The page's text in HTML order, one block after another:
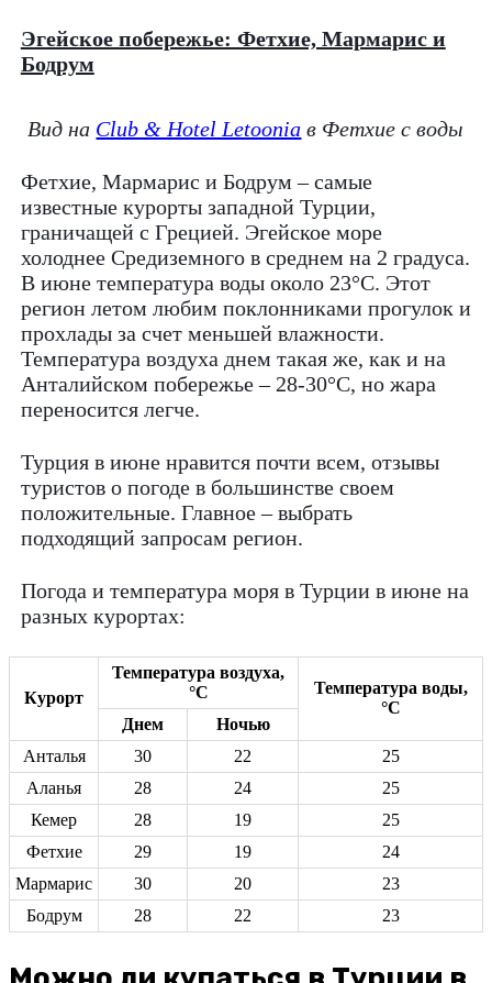
Эгейское побережье: Фетхие, Мармарис и
Бодрум
Вид на Club & Hotel Letoonia в Фетхие с воды
Фетхие, Мармарис и Бодрум – самые
известные курорты западной Турции,
граничащей с Грецией. Эгейское море
холоднее Средиземного в среднем на 2 градуса.
В июне температура воды около 23°С. Этот
регион летом любим поклонниками прогулок и
прохлады за счет меньшей влажности.
Температура воздуха днем такая же, как и на
Анталийском побережье – 28-30°C, но жара
переносится легче.
Турция в июне нравится почти всем, отзывы
туристов о погоде в большинстве своем
положительные. Главное – выбрать
подходящий запросам регион.
Погода и температура моря в Турции в июне на
разных курортах:
Курорт
Температура воздуха,
°C
Температура воды,
°C
Днем
Ночью
Анталья
30 22
25
Аланья
28 24
25
Кемер
28 19
25
Фетхие
29 19
24
Мармарис
30 20
23
Бодрум
28 22 23